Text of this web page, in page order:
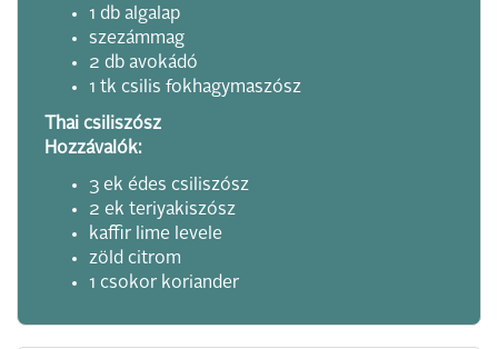
1 db algalap
szezámmag
2 db avokádó
1 tk csilis fokhagymaszósz
Thai csiliszósz
Hozzávalók:
3 ek édes csiliszósz
2 ek teriyakiszósz
kaffir lime levele
zöld citrom
1 csokor koriander